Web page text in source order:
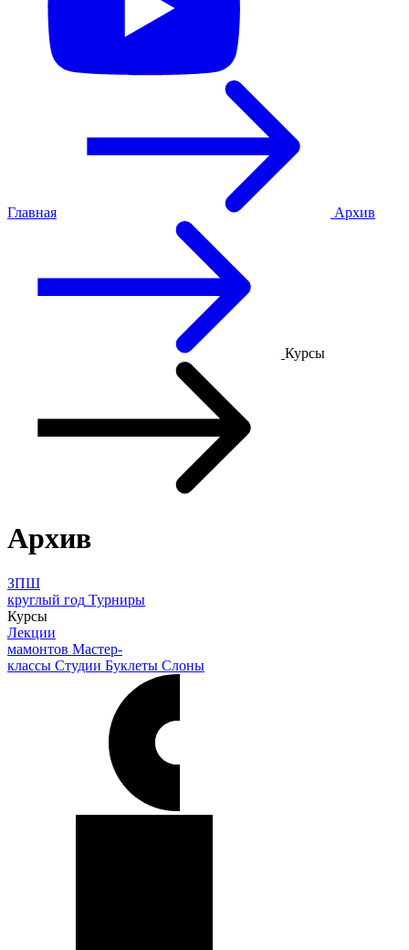
Главная Архив
Курсы
Архив
ЗПШ
круглый год Турниры
Курсы
Лекции
мамонтов Мастер-
классы Студии Буклеты Слоны